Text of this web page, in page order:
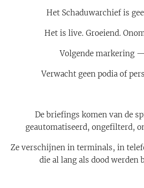
Het Schaduwarchief is
Het is live. Groeiend.
Volgende markering
Verwacht geen podia of
De briefings komen van de
geautomatiseerd, ongefilterd,
Ze verschijnen in terminals, in
die al lang als dood werden